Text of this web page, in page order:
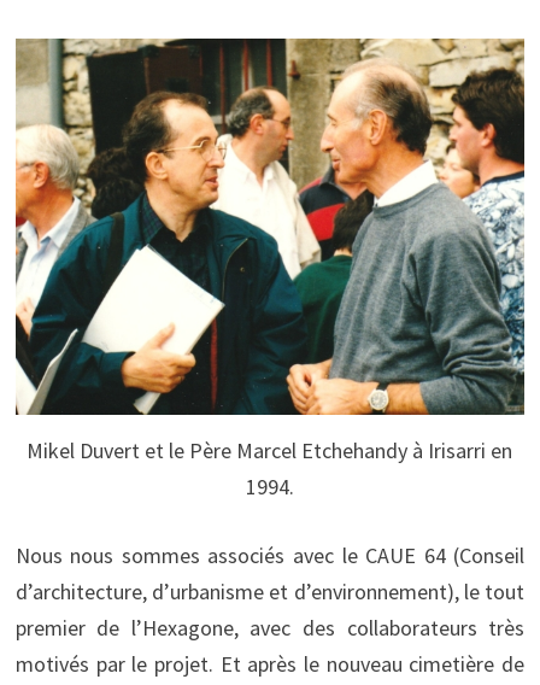
Mikel Duvert et le Père Marcel Etchehandy à Irisarri en
1994.
Nous nous sommes associés avec le CAUE 64 (Conseil
d’architecture, d’urbanisme et d’environnement), le tout
premier de l’Hexagone, avec des collaborateurs très
motivés par le projet. Et après le nouveau cimetière de